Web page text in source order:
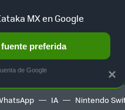
AUTO TERRITORIO
IA Nintendo
×
MX en Google
preferida
de Google